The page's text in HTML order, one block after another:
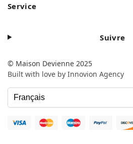
Service
Suivre
© Maison Devienne 2025
Built with love by Innovion Agency